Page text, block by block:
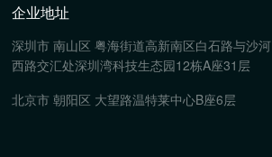
企业地址
深圳市 南山区 粤海街道高新南区白石路与沙河
西路交汇处深圳湾科技生态园12栋A座31层
北京市 朝阳区 大望路温特莱中心B座6层